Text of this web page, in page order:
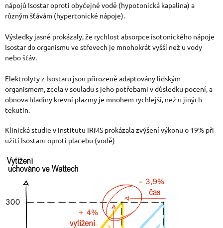
nápojů Isostar oproti obyčejné vodě (hypotonická kapalina) a
různým šťávám (hypertonické nápoje).
Výsledky jasně prokázaly, že rychlost absorpce isotonického nápoje
Isostar do organismu ve střevech je mnohokrát vyšší než u vody
nebo šťáv.
Elektrolyty z Isostaru jsou přirozeně adaptovány lidským
organismem, zcela v souladu s jeho potřebami v důsledku pocení, a
obnova hladiny krevní plazmy je mnohem rychlejší, než u jiných
tekutin.
Klinická studie v institutu IRMS prokázala zvýšení výkonu o 19% při
užití Isostaru oproti placebu (vodě)